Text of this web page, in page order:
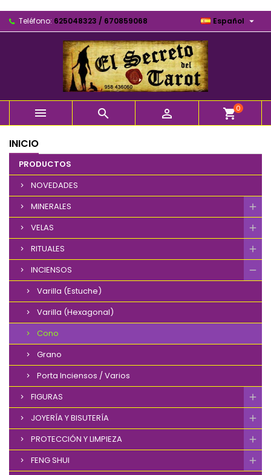
Teléfono: 625048323 / 670859068 Español 
   shopping_cart0
INICIO
PRODUCTOS
NOVEDADES
MINERALES
VELAS
RITUALES
INCIENSOS
Varilla (Estuche)
Varilla (Hexagonal)
Cono
Grano
Porta Inciensos / Varios
FIGURAS
JOYERÍA Y BISUTERÍA
PROTECCIÓN Y LIMPIEZA
FENG SHUI